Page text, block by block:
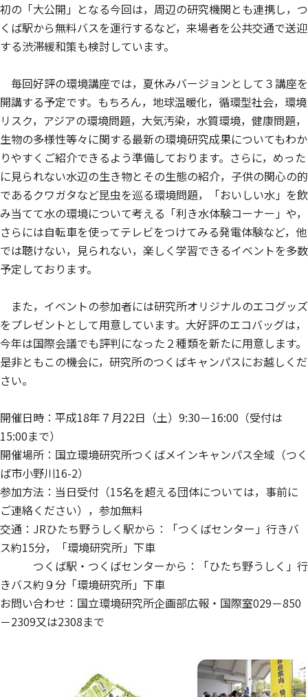
初の「大公開」となる今回は，周辺の研究機関とも連携し，つ
くば駅から無料バスを運行するなど，来場者を公共交通で送迎
する渋滞緩和策も検討しています。
毎回好評の環境講座では，夏休みバージョンとして３講座を
開講する予定です。もちろん，地球温暖化，循環型社会，環境
リスク，アジアの環境問題，大気汚染，水質環境，健康問題，
生物の多様性等々に関する最新の環境研究成果についてもわか
りやすくご紹介できるよう準備しております。さらに，めった
に見られない水辺の生き物とその生態の紹介，子供の関心の的
であるクワガタなど昆虫を巡る環境問題，「おいしい水」を飲
み当てて水の環境について考える「利き水体験コーナー」や，
さらには自転車を使ってテレビをつけてみる発電体験など，他
では聴けない，見られない，楽しく学習できるイベントを多数
予定しております。
また，イベントの参加者には研究所オリジナルのエコグッズ
をプレゼントとして用意しています。大好評のエコバッグは，
今年は国際会議でも評判になった２種類を新たに用意します。
是非ともこの機会に，研究所のつくばキャンパスにお越しくだ
さい。
開催日時：平成18年７月22日（土）9:30－16:00（受付は
15:00まで）
開催場所：国立環境研究所つくばメインキャンパス全域（つく
ば市小野川16-2）
参加方法：当日受付（15名を超える団体については，事前に
ご連絡ください），参加無料
交通：JRひたち野うしく駅から：「つくばセンター」行きバ
ス約15分，「環境研究所」下車
つくば駅・つくばセンターから：「ひたち野うしく」行
きバス約９分「環境研究所」下車
お問い合わせ：国立環境研究所企画部広報・国際室029－850
－2309又は2308まで